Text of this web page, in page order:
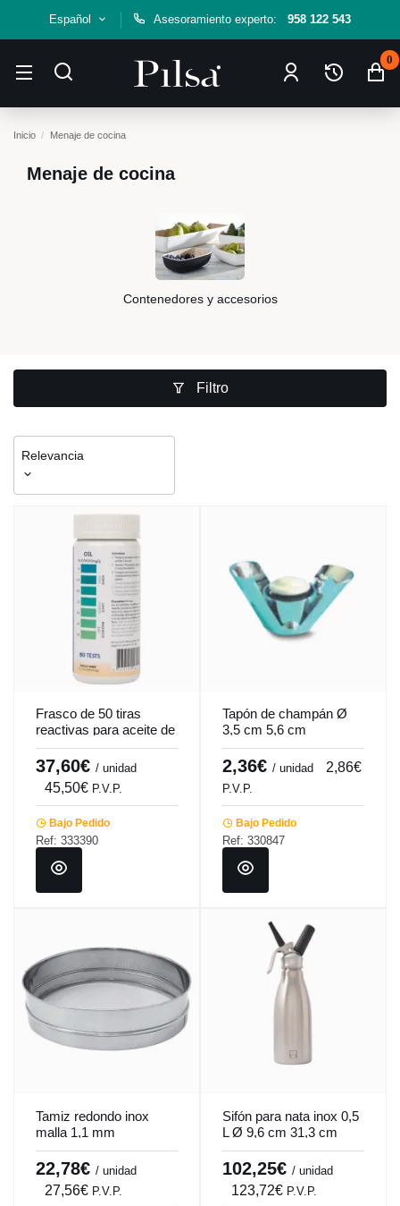
Español Asesoramiento experto: 958 122 543
0
Inicio Menaje de cocina
Menaje de cocina
Contenedores y accesorios
Filtro
Relevancia
Frasco de 50 tiras
reactivas para aceite de
un solo uso de papel
Pro.cooker (50
unidades)
37,60€ / unidad
45,50€ P.V.P.
Bajo Pedido
Ref: 333390
Tapón de champán Ø
3,5 cm 5,6 cm
Pro.mundi
2,36€ / unidad 2,86€
P.V.P.
Bajo Pedido
Ref: 330847
Tamiz redondo inox
malla 1,1 mm
Pro.cooker
22,78€ / unidad
27,56€ P.V.P.
Sifón para nata inox 0,5
L Ø 9,6 cm 31,3 cm
Pro.cooker
102,25€ / unidad
123,72€ P.V.P.